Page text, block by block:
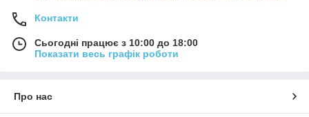
Контакти
Сьогодні працює з 10:00 до 18:00
Показати весь графік роботи
Про нас